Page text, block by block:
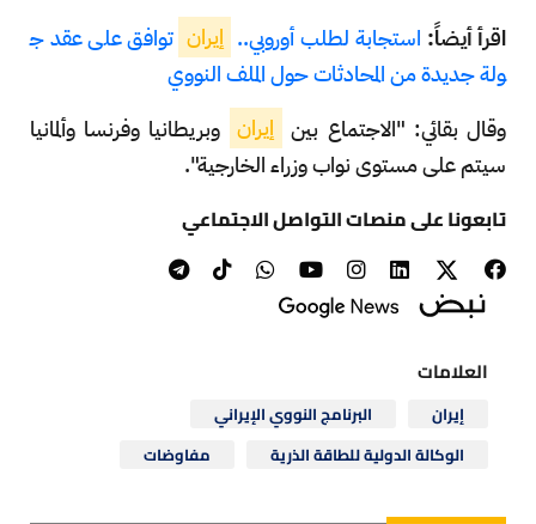
اقرأ أيضاً: استجابة لطلب أوروبي.. إيران توافق على عقد ج
ولة جديدة من المحادثات حول الملف النووي
وقال بقائي: "الاجتماع بين إيران وبريطانيا وفرنسا وألمانيا
سيتم على مستوى نواب وزراء الخارجية".
تابعونا على منصات التواصل الاجتماعي
العلامات
إيران
البرنامج النووي الإيراني
الوكالة الدولية للطاقة الذرية
مفاوضات